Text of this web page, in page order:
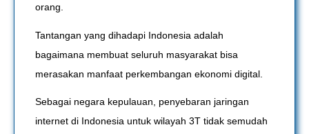
orang.
Tantangan yang dihadapi Indonesia adalah
bagaimana membuat seluruh masyarakat bisa
merasakan manfaat perkembangan ekonomi digital.
Sebagai negara kepulauan, penyebaran jaringan
internet di Indonesia untuk wilayah 3T tidak semudah